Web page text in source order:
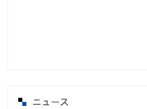
ニュース